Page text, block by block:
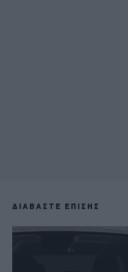
ΔΙΑΒΑΣΤΕ ΕΠΙΣΗΣ